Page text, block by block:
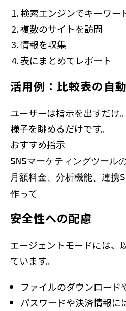
検索エンジンでキーワー
複数のサイトを訪問
情報を収集
表にまとめてレポート
活用例：比較表の自
ユーザーは指示を出すだけ
様子を眺めるだけです。
おすすめ指示
SNSマーケティングツール
月額料金、分析機能、連携
作って
安全性への配慮
エージェントモードには、
ています。
ファイルのダウンロード
パスワードや決済情報に